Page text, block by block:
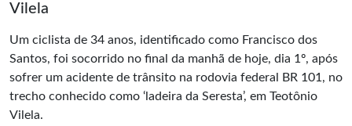
Vilela
Um ciclista de 34 anos, identificado como Francisco dos
Santos, foi socorrido no final da manhã de hoje, dia 1º, após
sofrer um acidente de trânsito na rodovia federal BR 101, no
trecho conhecido como ‘ladeira da Seresta’, em Teotônio
Vilela.